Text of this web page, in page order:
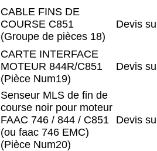
CABLE FINS DE
COURSE C851
(Groupe de pièces 18)
Devis
CARTE INTERFACE
MOTEUR 844R/C851
(Pièce Num19)
Devis
Senseur MLS de fin de
course noir pour moteur
FAAC 746 / 844 / C851
(ou faac 746 EMC)
(Pièce Num20)
Devis